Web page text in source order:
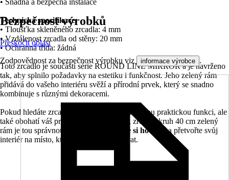
• Snadná a bezpečná instalace
Technická specifikace:
• Tloušťka skleněného zrcadla: 4 mm
• Vzdálenost zrcadla od stěny: 20 mm
• Ochranná třída: žádná
Toto zrcadlo je součástí série ROUND LINE MIRROR a je navrženo
tak, aby splnilo požadavky na estetiku i funkčnost. Jeho zelený rám
přidává do vašeho interiéru svěží a přírodní prvek, který se snadno
kombinuje s různými dekoracemi.
Pokud hledáte zrcadlo, které nejen že splní svou praktickou funkci, ale
také obohatí váš prostor o stylový prvek, zrcadlo kruh 40 cm zelený
rám je tou správnou volbou.
Objednejte si ho nynía přetvořte svůj
interiér na místo, které vás bude inspirovat.
Bezpečnost výrobků
Přeskočit oblast
Zodpovědnost za bezpečnost výrobku viz informace výrobce .